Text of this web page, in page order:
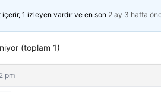
içerir, 1 izleyen vardır ve en son 2 ay 3 hafta
(toplam 1)
pm